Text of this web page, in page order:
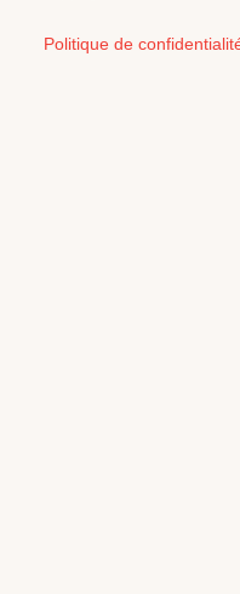
Politique de